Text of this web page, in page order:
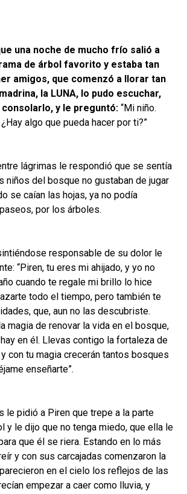
una noche de mucho frío salió a
de árbol favorito y estaba tan
amigos, que comenzó a llorar tan
la LUNA, lo pudo escuchar,
y le preguntó: “Mi niño.
algo que pueda hacer por ti?”
lágrimas le respondió que se sentía
niños del bosque no gustaban de jugar
se caían las hojas, ya no podía
por los árboles.
responsable de su dolor le
“Piren, tu eres mi ahijado, y yo no
cuando te regale mi brillo lo hice
todo el tiempo, pero también te
que, aun no las descubriste.
magia de renovar la vida en el bosque,
en él. Llevas contigo la fortaleza de
con tu magia crecerán tantos bosques
enseñarte”.
le pidió a Piren que trepe a la parte
y le dijo que no tenga miedo, que ella le
que él se riera. Estando en lo más
y con sus carcajadas comenzaron la
en el cielo los reflejos de las
empezar a caer como lluvia, y